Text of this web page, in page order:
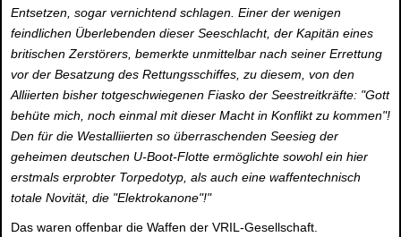
Entsetzen, sogar vernichtend schlagen. Einer der wenigen
feindlichen Überlebenden dieser Seeschlacht, der Kapitän eines
britischen Zerstörers, bemerkte unmittelbar nach seiner Errettung
vor der Besatzung des Rettungsschiffes, zu diesem, von den
Alliierten bisher totgeschwiegenen Fiasko der Seestreitkräfte: "Gott
behüte mich, noch einmal mit dieser Macht in Konflikt zu kommen"!
Den für die Westalliierten so überraschenden Seesieg der
geheimen deutschen U-Boot-Flotte ermöglichte sowohl ein hier
erstmals erprobter Torpedotyp, als auch eine waffentechnisch
totale Novität, die "Elektrokanone"!"
Das waren offenbar die Waffen der VRIL-Gesellschaft.